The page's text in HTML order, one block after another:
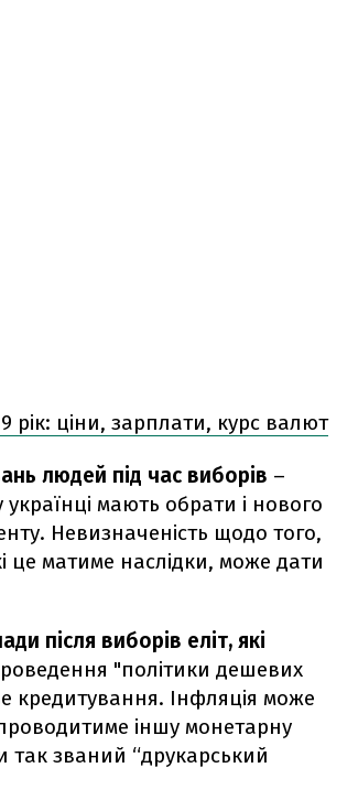
рік: ціни, зарплати, курс валют
людей під час виборів –
мають обрати і нового
Невизначеність щодо того,
це матиме наслідки, може дати
після виборів еліт, які
"політики дешевих
кредитування. Інфляція може
іншу монетарну
так званий “друкарський